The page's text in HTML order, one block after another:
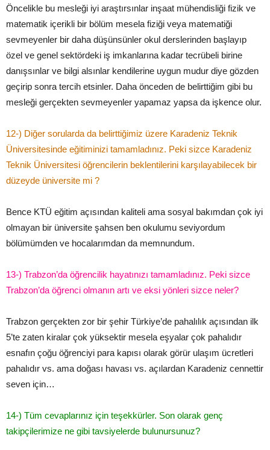
Öncelikle bu mesleği iyi araştırsınlar inşaat mühendisliği fizik ve
matematik içerikli bir bölüm mesela fiziği veya matematiği
sevmeyenler bir daha düşünsünler okul derslerinden başlayıp
özel ve genel sektördeki iş imkanlarına kadar tecrübeli birine
danışsınlar ve bilgi alsınlar kendilerine uygun mudur diye gözden
geçirip sonra tercih etsinler. Daha önceden de belirttiğim gibi bu
mesleği gerçekten sevmeyenler yapamaz yapsa da işkence olur.
12-­) Diğer sorularda da belirttiğimiz üzere Karadeniz Teknik
Üniversitesinde eğitiminizi tamamladınız. Peki sizce Karadeniz
Teknik Üniversitesi öğrencilerin beklentilerini karşılayabilecek bir
düzeyde üniversite mi ?
Bence KTÜ eğitim açısından kaliteli ama sosyal bakımdan çok iyi
olmayan bir üniversite şahsen ben okulumu seviyordum
bölümümden ve hocalarımdan da memnundum.
13­-) Trabzon’da öğrencilik hayatınızı tamamladınız. Peki sizce
Trabzon’da öğrenci olmanın artı ve eksi yönleri sizce neler?
Trabzon gerçekten zor bir şehir Türkiye’de pahalılık açısından ilk
5’te zaten kiralar çok yüksektir mesela eşyalar çok pahalıdır
esnafın çoğu öğrenciyi para kapısı olarak görür ulaşım ücretleri
pahalıdır vs. ama doğası havası vs. açılardan Karadeniz cennettir
seven için…
14­-) Tüm cevaplarınız için teşekkürler. Son olarak genç
takipçilerimize ne gibi tavsiyelerde bulunursunuz?